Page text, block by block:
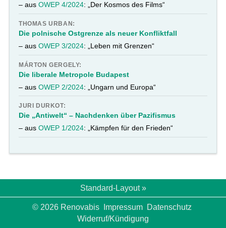
– ausOWEP 4/2024: „Der Kosmos des Films“
THOMAS URBAN:
Die polnische Ostgrenze als neuer Konfliktfall
– ausOWEP 3/2024: „Leben mit Grenzen“
MÁRTON GERGELY:
Die liberale Metropole Budapest
– ausOWEP 2/2024: „Ungarn und Europa“
JURI DURKOT:
Die „Antiwelt“ – Nachdenken über Pazifismus
– ausOWEP 1/2024: „Kämpfen für den Frieden“
Standard-Layout »
© 2026 Renovabis Impressum Datenschutz
Widerruf/Kündigung